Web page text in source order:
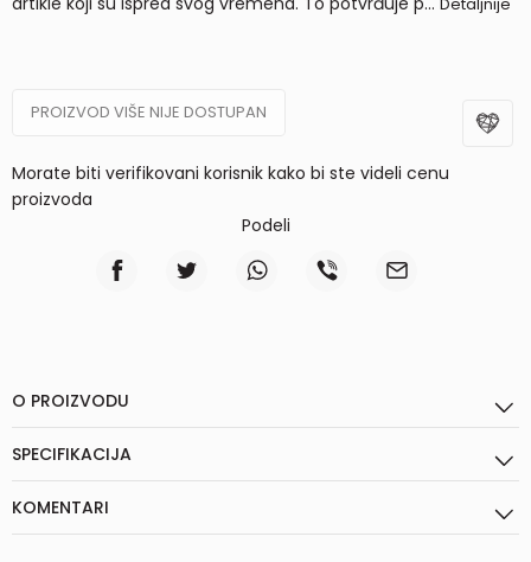
PROIZVOD VIŠE NIJE DOSTUPAN
Morate biti verifikovani korisnik kako bi ste videli cenu
proizvoda
Podeli
O PROIZVODU
SPECIFIKACIJA
KOMENTARI